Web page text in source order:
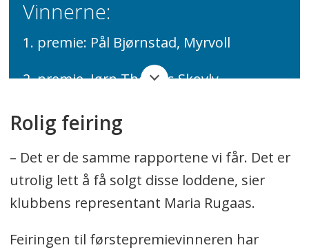
Vinnerne:
1. premie: Pål Bjørnstad, Myrvoll
2. premie. Jørn Thomas Skovly,
3. premie: Elisabeth Holtet Røsseth,
Kolbotn
4. premie: Fahera Ashraf og Eshal Zia,
Rolig feiring
– Det er de samme rapportene vi får. Det er
utrolig lett å få solgt disse loddene, sier
klubbens representant Maria Rugaas.
Feiringen til førstepremievinneren har